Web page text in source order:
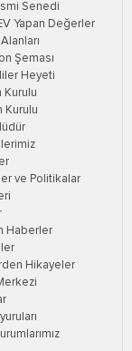
Senedi
Yapan Değerler
Şeması
Heyeti
Kurulu
Kurulu
ve Politikalar
Haberler
Hikayeler